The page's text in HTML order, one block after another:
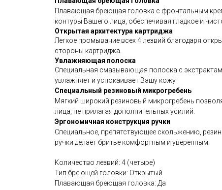
Плавающая бреющая головка с фронтальным
контуры Вашего лица, обеспечивая гладкое и
Открытая архитектура картриджа
Легкое промывание всех 4 лезвий благодаря
стороны картриджа.
Увлажняющая полоска
Специальная смазывающая полоска с
увлажняет и успокаивает Вашу кожу
Специальный резиновый микрогребень
Мягкий широкий резиновый микрогребень
лица, не прилагая дополнительных усилий.
Эргономичная конструкция ручки
Специальное, препятствующее скольжению,
ручки делает бритье комфортным и уверенным.
Количество лезвий: 4 (четыре)
Тип бреющей головки: Открытый
Плавающая бреющая головка: Да